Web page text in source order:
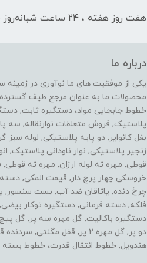
هفت روز هفته ، ۲۴ ساعت شبانه‌روز پاسخگوی شما هستیم
درباره ما
محصولات ما به عنوان مرجع طیف گسترده
خطوط جابجایی مواد، دستگیره ثابت,
پلاستیک, فروش متعلقات نوارنقاله,
بغل کانوایر, دو پایه پلاستیکی, لوله
زنجیر پلاستیکی, نوار ناودانی
قوطی, مهره ته لوله ارزان, مهره ته
خروسکی چهار پرچ دار, قیمت المکی,
چرخ دنده, یاتاقان ضد آب, بست سنسور,
فلکه, دسته فرمانی, دستگیره توکار
دو پر, گل مهره 2 پر, قفل
هندویل, خطوط انتقال قدرت، خطوط